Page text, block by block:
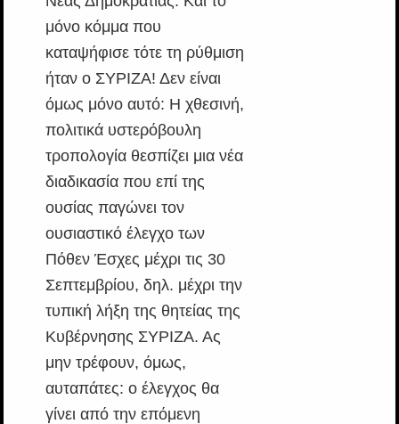
μόνο κόμμα που
καταψήφισε τότε τη ρύθμιση
ήταν ο ΣΥΡΙΖΑ! Δεν είναι
όμως μόνο αυτό: Η χθεσινή,
πολιτικά υστερόβουλη
τροπολογία θεσπίζει μια νέα
διαδικασία που επί της
ουσίας παγώνει τον
ουσιαστικό έλεγχο των
Πόθεν Έσχες μέχρι τις 30
Σεπτεμβρίου, δηλ. μέχρι την
τυπική λήξη της θητείας της
Κυβέρνησης ΣΥΡΙΖΑ. Ας
μην τρέφουν, όμως,
αυταπάτες: ο έλεγχος θα
γίνει από την επόμενη